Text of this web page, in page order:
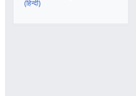
(हिन्दी)